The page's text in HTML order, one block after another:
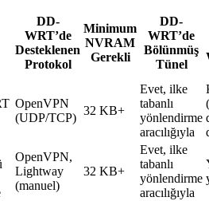
DD-
WRT’de
Desteklenen
Protokol
Minimum
NVRAM
Gerekli
DD-
WRT’de
Bölünmüş
Tünel
OpenVPN
(UDP/TCP)
32 KB+
Evet, ilke
tabanlı
yönlendirme
aracılığıyla
OpenVPN,
Lightway
(manuel)
32 KB+
Evet, ilke
tabanlı
yönlendirme
aracılığıyla